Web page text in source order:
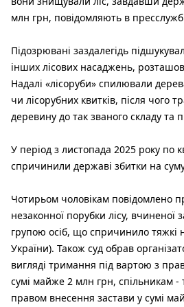
млн грн, повідомляють в
Підозрювані заздалегідь
інших лісових насаджень,
Надалі «лісоруби» спилювали
чи лісорубних квитків, після чого
деревину до так званого складу та
У період з листопада 2025 року по
спричинили державі збитки на
Чотирьом чоловікам повідомлено
незаконної порубки лісу,
групою осіб, що спричинило тяжкі
України). Також суд обрав
вигляді тримання під вартою з
сумі майже 2 млн грн, спільникам
правом внесення застави у сумі